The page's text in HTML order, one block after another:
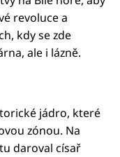
revoluce a
kdy se zde
ale i lázně.
jádro, které
zónou. Na
daroval císař